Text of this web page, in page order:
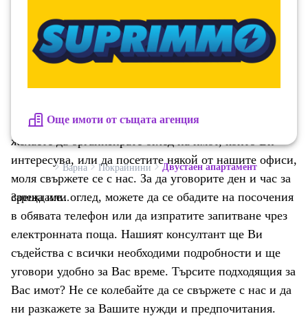
пералня, сушилня, хладилник, фурна, котлони,
абсорбатор, телевизор, удобни мебели и достатъчно
място за съхранение. Жилището предлага уют,
удобство и усещане за ваканция всеки ден. Идеален
летен отдих. Очакваме Вашето запитване Ако
желаете да организирате оглед на имот, който Ви
интересува, или да посетите някой от нашите офиси,
моля свържете се с нас. За да уговорите ден и час за
среща или оглед, можете да се обадите на посочения
в обявата телефон или да изпратите запитване чрез
електронната поща. Нашият консултант ще Ви
съдейства с всички необходими подробности и ще
уговори удобно за Вас време. Търсите подходящия за
Вас имот? Не се колебайте да се свържете с нас и да
ни разкажете за Вашите нужди и предпочитания.
Още имоти от същата агенция
Варна Покрайнини Двустаен апартамент
Зареждаме...